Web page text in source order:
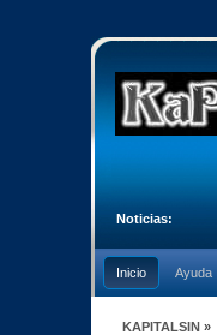
Noticias:
Inicio Ayuda
KAPITALSIN »